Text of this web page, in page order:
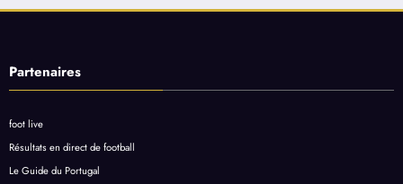
Partenaires
foot live
Résultats en direct de football
Le Guide du Portugal